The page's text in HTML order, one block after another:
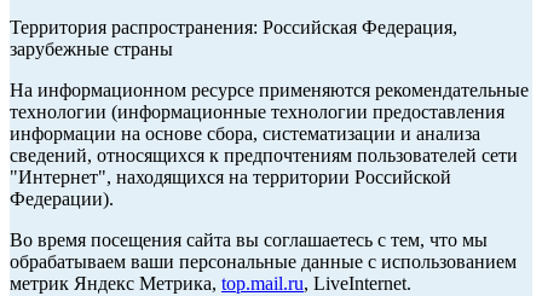
Территория распространения: Российская Федерация,
зарубежные страны
На информационном ресурсе применяются рекомендательные
технологии (информационные технологии предоставления
информации на основе сбора, систематизации и анализа
сведений, относящихся к предпочтениям пользователей сети
"Интернет", находящихся на территории Российской
Федерации).
Во время посещения сайта вы соглашаетесь с тем, что мы
обрабатываем ваши персональные данные с использованием
метрик Яндекс Метрика, top.mail.ru, LiveInternet.